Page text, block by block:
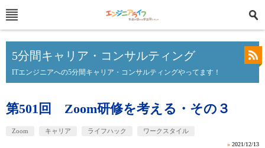
5分間キャリア・コンサルティング
ITエンジニアへの5分間キャリア・コンサルティングやってます！
第501回 Zoom研修を考える・その３
Zoom キャリア ライフハック ワークスタイル
» 2021/12/13